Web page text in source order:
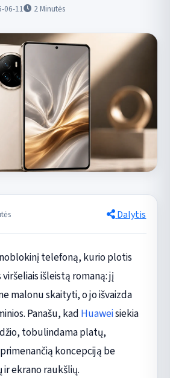
06-11 2Minutės
Dalytis
telefoną, kurio plotis
išleistą romaną: jį
malonu skaityti, o jo išvaizda
Panašu, kad Huaweisiekia
tobulindama platų,
koncepciją be
ekrano raukšlių.